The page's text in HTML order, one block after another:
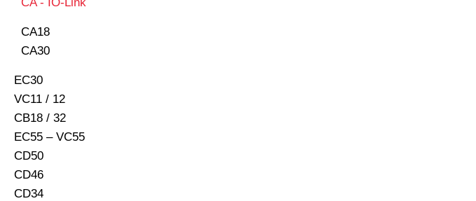
CA18
CA30
EC30
VC11 / 12
CB18 / 32
EC55 – VC55
CD50
CD46
CD34